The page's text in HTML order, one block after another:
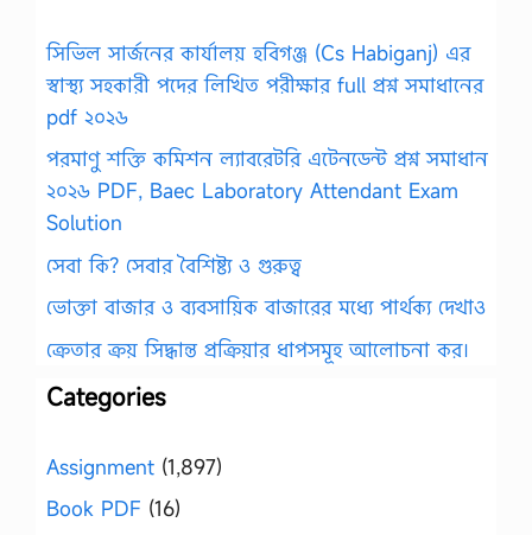
সিভিল সার্জনের কার্যালয় হবিগঞ্জ (Cs Habiganj) এর
স্বাস্থ্য সহকারী পদের লিখিত পরীক্ষার full প্রশ্ন সমাধানের
pdf ২০২৬
পরমাণু শক্তি কমিশন ল্যাবরেটরি এটেনডেন্ট প্রশ্ন সমাধান
২০২৬ PDF, Baec Laboratory Attendant Exam
Solution
সেবা কি? সেবার বৈশিষ্ট্য ও গুরুত্ব
ভোক্তা বাজার ও ব্যবসায়িক বাজারের মধ্যে পার্থক্য দেখাও
ক্রেতার ক্রয় সিদ্ধান্ত প্রক্রিয়ার ধাপসমূহ আলোচনা কর।
Categories
Assignment (1,897)
Book PDF (16)